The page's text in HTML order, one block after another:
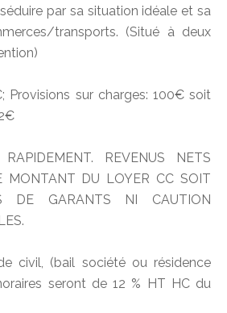
par sa situation idéale et sa
transports. (Situé à deux
Provisions sur charges: 100€ soit
REVENUS NETS
MONTANT DU LOYER CC SOIT
DE GARANTS NI CAUTION
civil, (bail société ou résidence
seront de 12 % HT HC du